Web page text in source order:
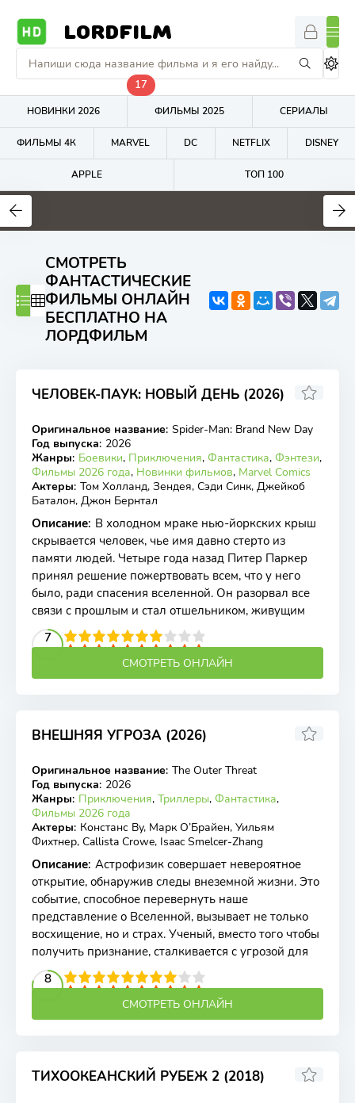
LORDFILM
НОВИНКИ 2026
17
ФИЛЬМЫ 2025 СЕРИАЛЫ
ФИЛЬМЫ 4К MARVEL DC NETFLIX DISNEY
APPLE ТОП 100
0
СМОТРЕТЬ
ФАНТАСТИЧЕСКИЕ
ФИЛЬМЫ ОНЛАЙН
БЕСПЛАТНО НА
ЛОРДФИЛЬМ
ЧЕЛОВЕК-ПАУК: НОВЫЙ ДЕНЬ (2026)
TS
8.09
Оригинальное название: Spider-Man: Brand New Day
Год выпуска: 2026
Жанры: Боевики, Приключения, Фантастика, Фэнтези,
Фильмы 2026 года, Новинки фильмов, Marvel Comics
Актеры: Том Холланд, Зендея, Сэди Синк, Джейкоб
Баталон, Джон Бернтал
Описание: В холодном мраке нью-йоркских крыш
скрывается человек, чье имя давно стерто из
памяти людей. Четыре года назад Питер Паркер
принял решение пожертвовать всем, что у него
было, ради спасения вселенной. Он разорвал все
связи с прошлым и стал отшельником, живущим
7
4 5 6 7 8 9 10
СМОТРЕТЬ ОНЛАЙН
ВНЕШНЯЯ УГРОЗА (2026)
WEB-DL
Оригинальное название: The Outer Threat
Год выпуска: 2026
Жанры: Приключения, Триллеры, Фантастика,
Фильмы 2026 года
Актеры: Констанс Ву, Марк О’Брайен, Уильям
Фихтнер, Callista Crowe, Isaac Smelcer-Zhang
Описание: Астрофизик совершает невероятное
открытие, обнаружив следы внеземной жизни. Это
событие, способное перевернуть наше
представление о Вселенной, вызывает не только
восхищение, но и страх. Ученый, вместо того чтобы
получить признание, сталкивается с угрозой для
8
4 5 6 7 8 9 10
СМОТРЕТЬ ОНЛАЙН
ТИХООКЕАНСКИЙ РУБЕЖ 2 (2018)
5.73 5.6